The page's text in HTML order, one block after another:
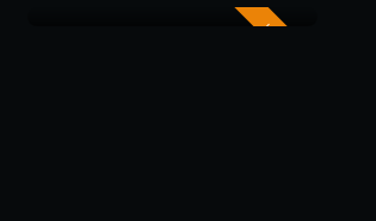
زیرنویس